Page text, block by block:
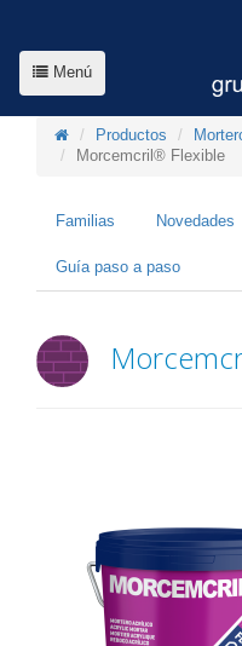
Menú
Productos
Morcemcril® Flexible
Familias Novedades
Guía paso a paso